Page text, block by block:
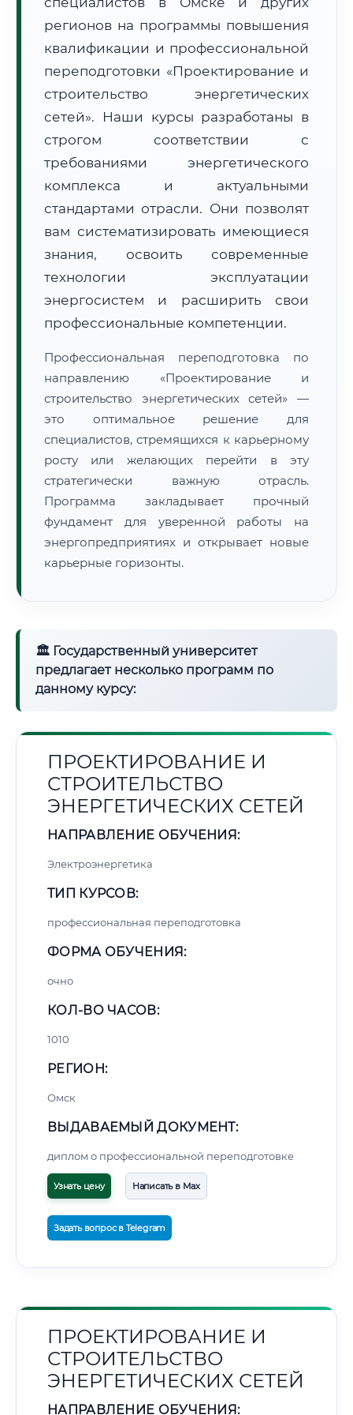
Расчет логистики оригиналов:
• Маршрут транзита:~609 км
📜 Документы и аккредитация
регионов на программы повышения
квалификации и профессиональной
переподготовки «Проектирование и
строительство энергетических
сетей». Наши курсы разработаны в
строгом соответствии с
требованиями энергетического
комплекса и актуальными
стандартами отрасли. Они позволят
вам систематизировать имеющиеся
знания, освоить современные
технологии эксплуатации
энергосистем и расширить свои
профессиональные компетенции.
Профессиональная переподготовка по
направлению «Проектирование и
строительство энергетических сетей» —
это оптимальное решение для
специалистов, стремящихся к карьерному
росту или желающих перейти в эту
стратегически важную отрасль.
Программа закладывает прочный
фундамент для уверенной работы на
энергопредприятиях и открывает новые
карьерные горизонты.
🏛 Государственный университет
предлагает несколько программ по
данному курсу:
ПРОЕКТИРОВАНИЕ И
СТРОИТЕЛЬСТВО
ЭНЕРГЕТИЧЕСКИХ СЕТЕЙ
НАПРАВЛЕНИЕ ОБУЧЕНИЯ:
Электроэнергетика
ТИП КУРСОВ:
профессиональная переподготовка
ФОРМА ОБУЧЕНИЯ:
очно
КОЛ-ВО ЧАСОВ:
1010
РЕГИОН:
Омск
ВЫДАВАЕМЫЙ ДОКУМЕНТ:
диплом о профессиональной переподготовке
Узнать цену Написать в Max
Задать вопрос в Telegram
ПРОЕКТИРОВАНИЕ И
СТРОИТЕЛЬСТВО
ЭНЕРГЕТИЧЕСКИХ СЕТЕЙ
НАПРАВЛЕНИЕ ОБУЧЕНИЯ: